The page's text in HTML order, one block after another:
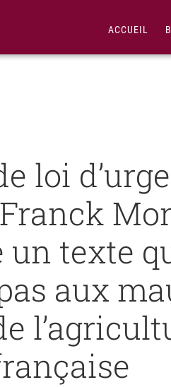
ACCUEIL
loi
un texte
aux